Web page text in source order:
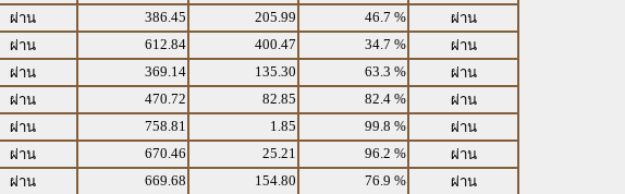
ผ่าน 386.45 205.99 46.7 %
ผ่าน
ผ่าน 612.84 400.47 34.7 %
ผ่าน
ผ่าน 369.14 135.30 63.3 %
ผ่าน
ผ่าน 470.72 82.85 82.4 %
ผ่าน
ผ่าน 758.81 1.85 99.8 %
ผ่าน
ผ่าน 670.46 25.21 96.2 %
ผ่าน
ผ่าน 669.68 154.80 76.9 % ผ่าน